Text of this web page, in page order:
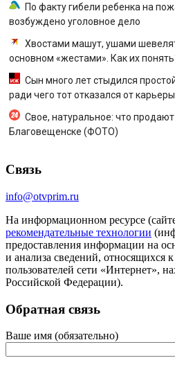
По факту гибели ребенка на
возбуждено уголовное дело
Хвостами машут, ушами
основном «жестами». Как их
Сын много лет стыдился
ради чего тот отказался от
Свое, натуральное: что
Благовещенске (ФОТО)
Связь
info@otvprim.ru
На информационном ресурсе
рекомендательные технологии
предоставления информации на
и анализа сведений, относящихся
пользователей сети «Интернет»,
Российской Федерации).
Обратная связь
Ваше имя (обязательно)